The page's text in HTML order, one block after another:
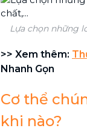
Lựa chọn những
>> Xem thêm:
Nhanh Gọn
Cơ thể
khi nào?